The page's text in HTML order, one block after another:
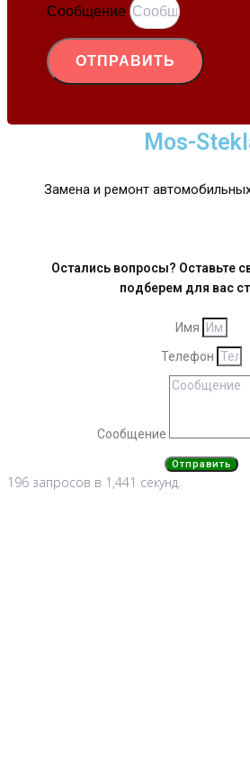
Сообщение
ОТПРАВИТЬ
Mos-
Замена и ремонт
Остались вопросы? Оставьте
подберем для вас
Имя
Телефон
Сообщение
Отправить
196 запросов в 1,441 секунд.